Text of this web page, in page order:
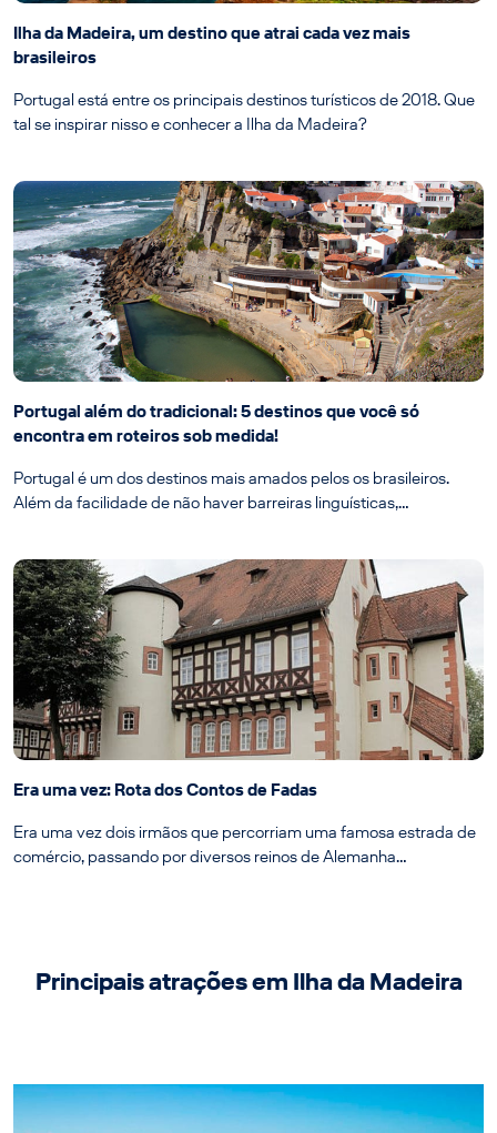
Ilha da Madeira, um destino que atrai cada vez mais
brasileiros
Portugal está entre os principais destinos turísticos de 2018. Que
tal se inspirar nisso e conhecer a Ilha da Madeira?
Portugal além do tradicional: 5 destinos que você só
encontra em roteiros sob medida!
Portugal é um dos destinos mais amados pelos os brasileiros.
Além da facilidade de não haver barreiras linguísticas,…
Era uma vez: Rota dos Contos de Fadas
Era uma vez dois irmãos que percorriam uma famosa estrada de
comércio, passando por diversos reinos de Alemanha…
Principais atrações em Ilha da Madeira